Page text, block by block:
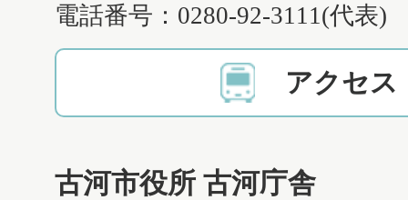
電話番号：0280-92-3111(代表)
アクセス
古河市役所 古河庁舎